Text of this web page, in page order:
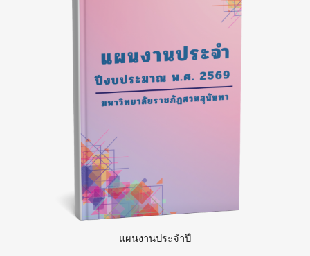
แผนงานประจำปี